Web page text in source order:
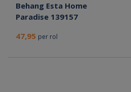
Behang Esta Home
Paradise 139157
47,95 per rol